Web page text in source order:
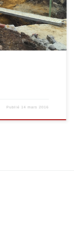
Publié 14 mars 2016